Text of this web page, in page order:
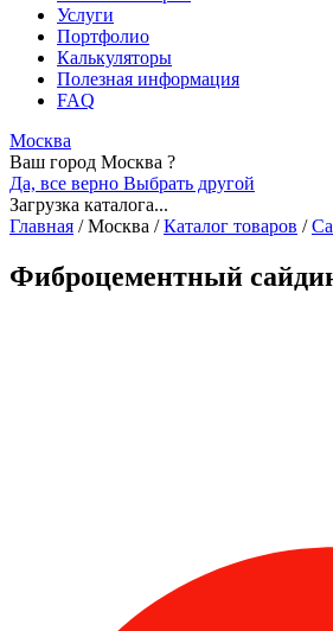
Услуги
Портфолио
Калькуляторы
Полезная информация
FAQ
Москва
Ваш город Москва ?
Да, все верно Выбрать другой
Загрузка каталога...
Главная /Москва / Каталог товаров /
Фиброцементный